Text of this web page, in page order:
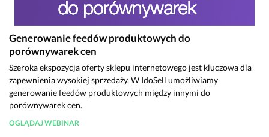
Generowanie feedów produktowych do
porównywarek cen
Szeroka ekspozycja oferty sklepu internetowego jest kluczowa dla
zapewnienia wysokiej sprzedaży. W IdoSell umożliwiamy
generowanie feedów produktowych między innymi do
porównywarek cen.
OGLĄDAJ WEBINAR